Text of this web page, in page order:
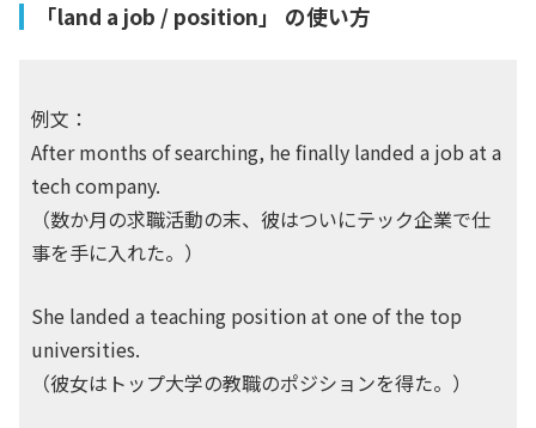
「land a job / position」 の使い方
例文：
After months of searching, he finally landed a job at a
tech company.
（数か月の求職活動の末、彼はついにテック企業で仕
事を手に入れた。）
She landed a teaching position at one of the top
universities.
（彼女はトップ大学の教職のポジションを得た。）